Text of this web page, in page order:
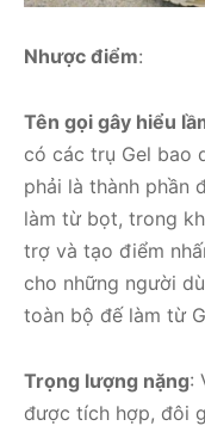
Nhược điểm:
Tên gọi gây hiểu
có các trụ Gel bao
phải là thành phần
làm từ bọt, trong
trợ và tạo điểm
cho những người
toàn bộ đế làm từ
Trọng lượng nặng:
được tích hợp, đôi